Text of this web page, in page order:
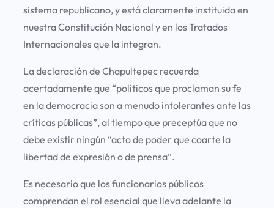
sistema republicano, y está claramente instituida en
nuestra Constitución Nacional y en los Tratados
Internacionales que la integran.
La declaración de Chapultepec recuerda
acertadamente que “políticos que proclaman su fe
en la democracia son a menudo intolerantes ante las
críticas públicas”, al tiempo que preceptúa que no
debe existir ningún “acto de poder que coarte la
libertad de expresión o de prensa”.
Es necesario que los funcionarios públicos
comprendan el rol esencial que lleva adelante la